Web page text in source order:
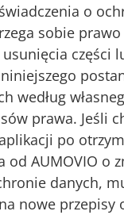
o
sobie
części
według
prawa. Jeśli
po
od AUMOVIO o
danych,
nowe przepisy